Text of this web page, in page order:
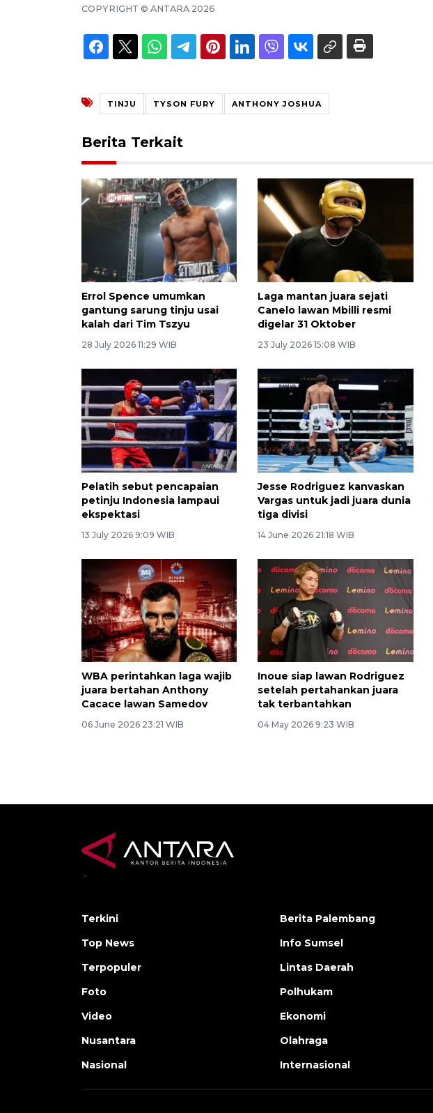
COPYRIGHT © ANTARA 2026
TINJU TYSON FURY ANTHONY JOSHUA
Berita Terkait
Errol Spence umumkan
gantung sarung tinju usai
kalah dari Tim Tszyu
28 July 2026 11:29 WIB
Laga mantan juara sejati
Canelo lawan Mbilli resmi
digelar 31 Oktober
23 July 2026 15:08 WIB
Pelatih sebut pencapaian
petinju Indonesia lampaui
ekspektasi
13 July 2026 9:09 WIB
Jesse Rodriguez kanvaskan
Vargas untuk jadi juara dunia
tiga divisi
14 June 2026 21:18 WIB
WBA perintahkan laga wajib
juara bertahan Anthony
Cacace lawan Samedov
06 June 2026 23:21 WIB
Inoue siap lawan Rodriguez
setelah pertahankan juara
tak terbantahkan
04 May 2026 9:23 WIB
kopi
15 June
>
Terkini
Top News
Terpopuler
Foto
Video
Nusantara
Nasional
Berita Palembang
Info Sumsel
Lintas Daerah
Polhukam
Ekonomi
Olahraga
Internasional